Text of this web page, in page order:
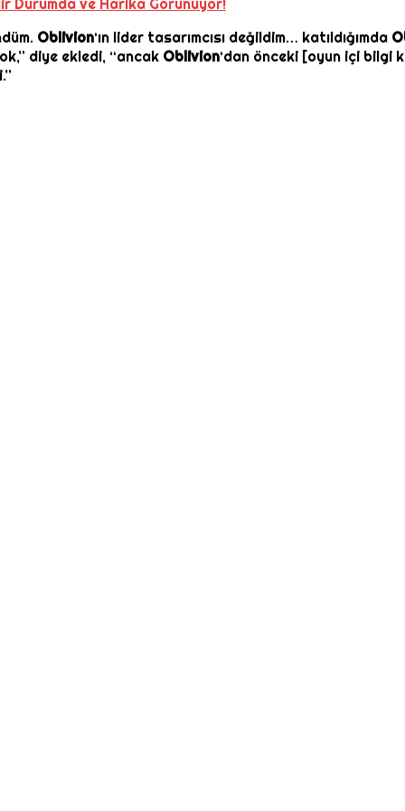
Durumda ve Harika Görünüyor!
Oblivion‘ın lider tasarımcısı değildim… katıldığımda
diye ekledi, “ancak Oblivion‘dan önceki [oyun içi bilgi